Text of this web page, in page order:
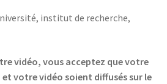
institut de recherche,
vidéo, vous acceptez que votre
votre vidéo soient diffusés sur le